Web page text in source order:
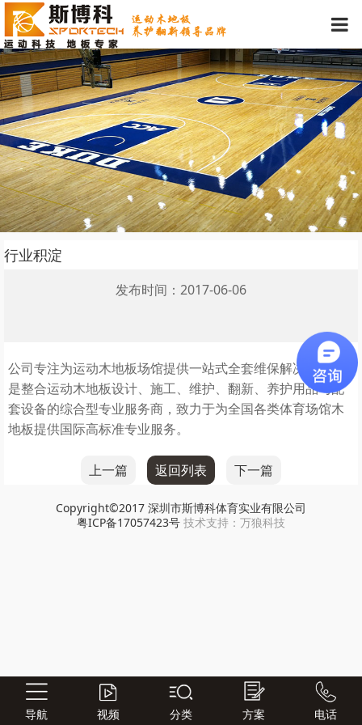
行业积淀
发布时间：2017-06-06
公司专注为运动木地板场馆提供一站式全套维保解决方案，
是整合运动木地板设计、施工、维护、翻新、养护用品与配
套设备的综合型专业服务商，致力于为全国各类体育场馆木
地板提供国际高标准专业服务。
上一篇 返回列表 下一篇
Copyright©2017 深圳市斯博科体育实业有限公司
粤ICP备17057423号 技术支持： 万狼科技
导航 视频 分类 方案 电话